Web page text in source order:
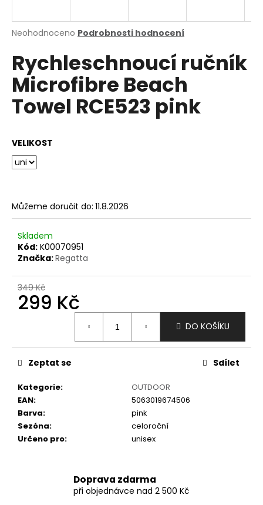
Průměrné
produktu
je
0,0
5
hvězdiček.
Neohodnoceno Podrobnosti hodnocení
Rychleschnoucí ručník
Microfibre Beach
Towel RCE523 pink
VELIKOST
Můžeme doručit do: 11.8.2026
Skladem
Kód: K00070951
Značka:Regatta
349 Kč
299 Kč
DO KOŠÍKU
Kategorie:
OUTDOOR
EAN:
5063019674506
Barva:
pink
Sezóna:
celoroční
Určeno pro: unisex
Zeptat se Sdílet
Doprava zdarma
při objednávce nad 2 500 Kč
j
t
?
o
p
u
č
u